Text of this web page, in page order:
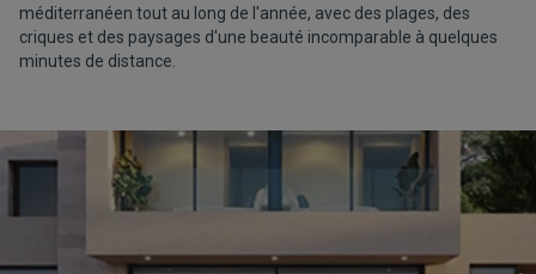
méditerranéen tout au long de l'année, avec des plages, des
criques et des paysages d'une beauté incomparable à quelques
minutes de distance.